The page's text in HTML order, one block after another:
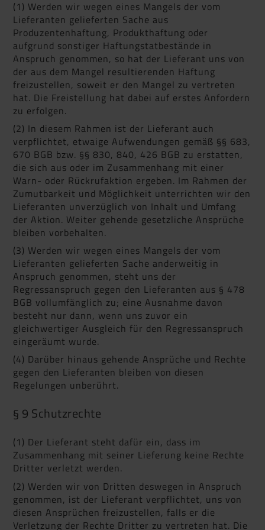
(1) Werden wir wegen eines Mangels der vom
Lieferanten gelieferten Sache aus
Produzentenhaftung, Produkthaftung oder
aufgrund sonstiger Haftungstatbestände in
Anspruch genommen, so hat der Lieferant uns von
der aus dem Mangel resultierenden Haftung
freizustellen, soweit er den Mangel zu vertreten
hat. Die Freistellung hat dabei auf erstes Anfordern
zu erfolgen.
(2) In diesem Rahmen ist der Lieferant auch
verpflichtet, etwaige Aufwendungen gemäß §§ 683,
670 BGB bzw. §§ 830, 840, 426 BGB zu erstatten,
die sich aus oder im Zusammenhang mit einer
Warn- oder Rückrufaktion ergeben. Im Rahmen der
Zumutbarkeit und Möglichkeit unterrichten wir den
Lieferanten unverzüglich von Inhalt und Umfang
der Aktion. Weiter gehende gesetzliche Ansprüche
bleiben vorbehalten.
(3) Werden wir wegen eines Mangels der vom
Lieferanten gelieferten Sache anderweitig in
Anspruch genommen, steht uns der
Regressanspruch gegen den Lieferanten aus § 478
BGB vollumfänglich zu; eine Ausnahme davon
besteht nur dann, wenn uns zuvor ein
gleichwertiger Ausgleich für den Regressanspruch
eingeräumt wurde.
(4) Darüber hinaus gehende Ansprüche und Rechte
gegen den Lieferanten bleiben von diesen
Regelungen unberührt.
§ 9 Schutzrechte
(1) Der Lieferant steht dafür ein, dass im
Zusammenhang mit seiner Lieferung keine Rechte
Dritter verletzt werden.
(2) Werden wir von Dritten deswegen in Anspruch
genommen, ist der Lieferant verpflichtet, uns von
diesen Ansprüchen freizustellen, falls er die
Verletzung der Rechte Dritter zu vertreten hat. Die